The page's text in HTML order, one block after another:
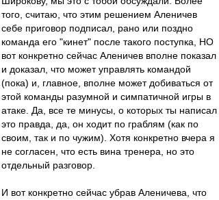
того, считаю, что этим решением Аленичев
себе приговор подписал, рано или поздно
команда его "кинет" после такого поступка, НО
вот конкретно сейчас Аленичев вполне показал
и доказал, что может управлять командой
(пока) и, главное, вполне может добиваться от
этой команды разумной и симпатичной игры в
атаке. Да, все те минусы, о которых ты написал
это правда, да, он ходит по граблям (как по
своим, так и по чужим). Хотя конкретно вчера я
не согласен, что есть вина тренера, но это
отдельный разговор.
И вот конкретно сейчас убрав Аленичева, что